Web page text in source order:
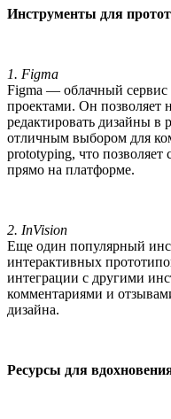
Инструменты для
1. Figma
Figma — облачный сервис
проектами. Он позволяет
редактировать дизайны в
отличным выбором для
prototyping, что позволяет
прямо на платформе.
2. InVision
Еще один популярный
интерактивных
интеграции с другими
комментариями и
дизайна.
Ресурсы для